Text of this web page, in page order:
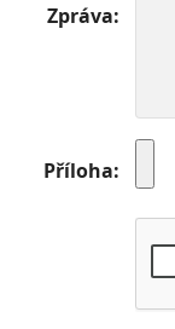
Zpráva
Příloha